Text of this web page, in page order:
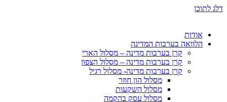
דלג לתוכן
אודות
הלוואה בערבות המדינה
קרן בערבות מדינה – מסלול הארי
קרן בערבות מדינה – מסלול הצפון
קרן בערבות מדינה- מסלול רגיל
מסלול הון חוזר
מסלול השקעות
מסלול עסק בהקמה